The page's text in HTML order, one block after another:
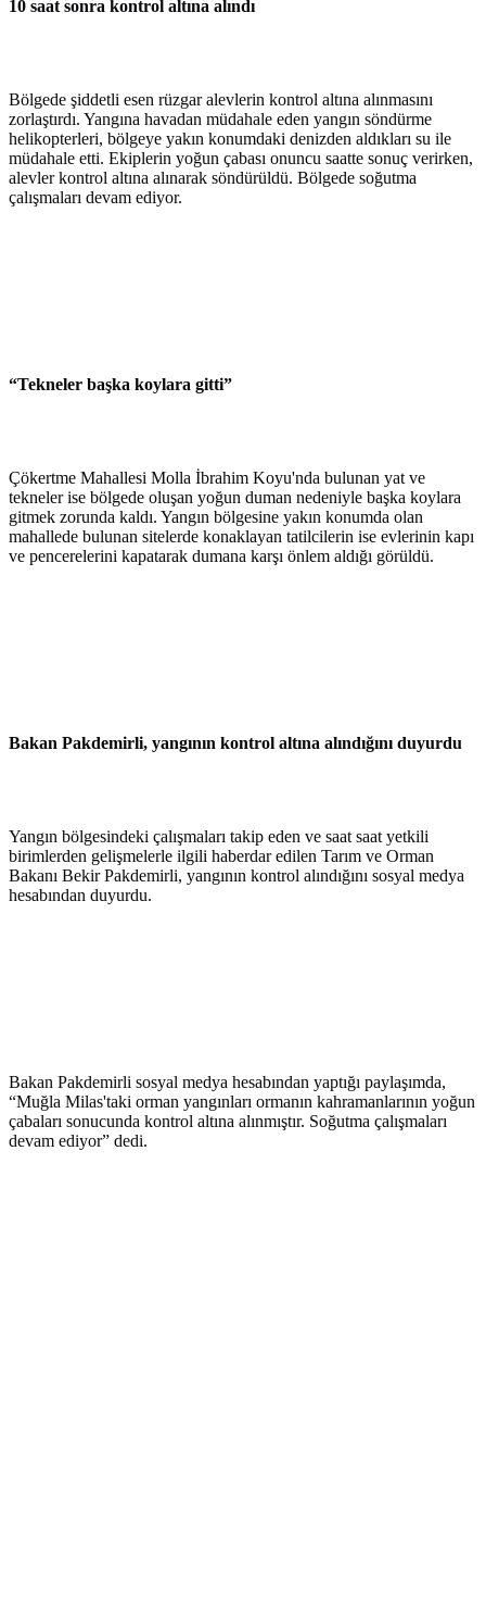
10 saat sonra kontrol altına alındı
Bölgede şiddetli esen rüzgar alevlerin kontrol altına alınmasını
zorlaştırdı. Yangına havadan müdahale eden yangın söndürme
helikopterleri, bölgeye yakın konumdaki denizden aldıkları su ile
müdahale etti. Ekiplerin yoğun çabası onuncu saatte sonuç verirken,
alevler kontrol altına alınarak söndürüldü. Bölgede soğutma
çalışmaları devam ediyor.
“Tekneler başka koylara gitti”
Çökertme Mahallesi Molla İbrahim Koyu'nda bulunan yat ve
tekneler ise bölgede oluşan yoğun duman nedeniyle başka koylara
gitmek zorunda kaldı. Yangın bölgesine yakın konumda olan
mahallede bulunan sitelerde konaklayan tatilcilerin ise evlerinin kapı
ve pencerelerini kapatarak dumana karşı önlem aldığı görüldü.
Bakan Pakdemirli, yangının kontrol altına alındığını duyurdu
Yangın bölgesindeki çalışmaları takip eden ve saat saat yetkili
birimlerden gelişmelerle ilgili haberdar edilen Tarım ve Orman
Bakanı Bekir Pakdemirli, yangının kontrol alındığını sosyal medya
hesabından duyurdu.
Bakan Pakdemirli sosyal medya hesabından yaptığı paylaşımda,
“Muğla Milas'taki orman yangınları ormanın kahramanlarının yoğun
çabaları sonucunda kontrol altına alınmıştır. Soğutma çalışmaları
devam ediyor” dedi.